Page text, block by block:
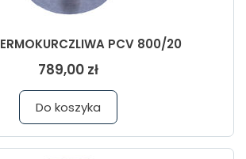
PCV 800/20
789,00 zł
Do koszyka